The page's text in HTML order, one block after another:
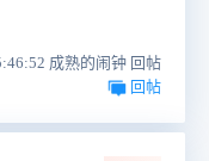
成熟的闹钟 回帖
回帖